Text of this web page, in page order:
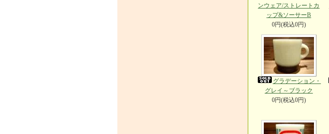
ンウェア/ストレートカ
ップ&ソーサーB
0円(税込0円)
グラデーション・
グレイ～ブラック
0円(税込0円)